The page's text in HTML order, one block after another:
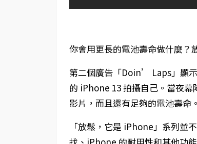
你會用更長的電池壽命做什麼？
第二個廣告「Doin’ Laps」顯
的 iPhone 13 拍攝自己。當夜
影片，而且還有足夠的電池壽命。
「放鬆，它是 iPhone」系列並